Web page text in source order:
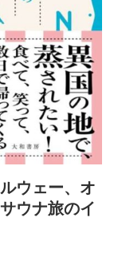
ウェー、オ
ウナ旅のイ